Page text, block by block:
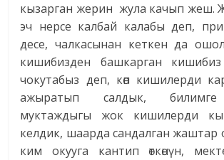
кызарган жерин жула качып жеш.
эч нерсе калбай калабы деп,
десе, чалкасынан кеткен да
кишибизден башкарган кишибиз
чокутабыз деп, көп кишилерди
ажыратып салдык,
муктаждыгы жок кишилерди
келдик, шаарда сандалган жаштар
ким окууга кантип өткөнүн,